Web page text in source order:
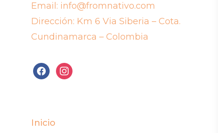
Email: info@fromnativo.com
Dirección: Km 6 Via Siberia – Cota.
Cundinamarca – Colombia
facebookinstagram
Inicio